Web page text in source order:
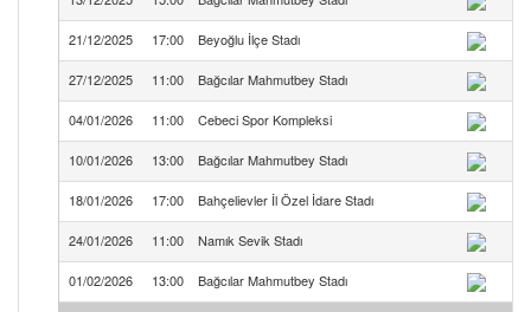
21/12/2025 17:00 Beyoğlu İlçe Stadı
27/12/2025 11:00 Bağcılar Mahmutbey Stadı
04/01/2026 11:00 Cebeci Spor Kompleksi
10/01/2026 13:00 Bağcılar Mahmutbey Stadı
18/01/2026 17:00 Bahçelievler İl Özel İdare Stadı
24/01/2026 11:00 Namık Sevik Stadı
01/02/2026 13:00 Bağcılar Mahmutbey Stadı